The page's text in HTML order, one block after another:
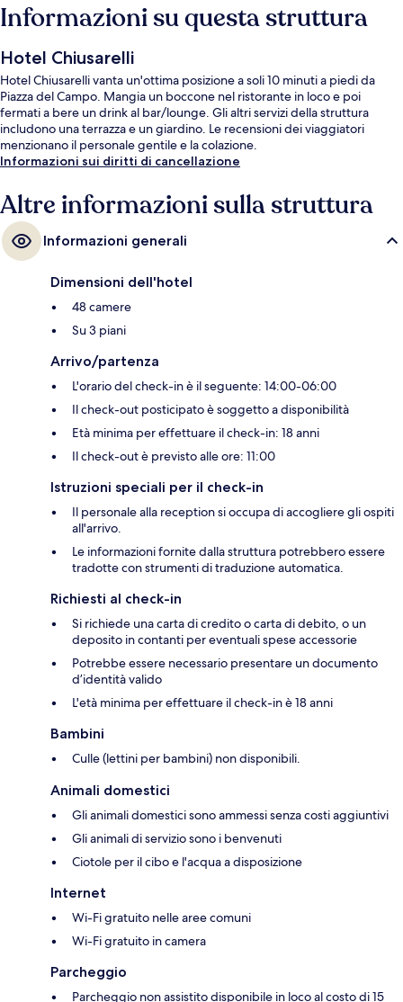
Informazioni su questa struttura
Hotel Chiusarelli
Hotel Chiusarelli vanta un'ottima posizione a soli 10 minuti a piedi da
Piazza del Campo. Mangia un boccone nel ristorante in loco e poi
fermati a bere un drink al bar/lounge. Gli altri servizi della struttura
includono una terrazza e un giardino. Le recensioni dei viaggiatori
menzionano il personale gentile e la colazione.
Informazioni sui diritti di cancellazione
Altre informazioni sulla struttura
Informazioni generali
Dimensioni dell'hotel
48 camere
Su 3 piani
Arrivo/partenza
L'orario del check-in è il seguente: 14:00-06:00
Il check-out posticipato è soggetto a disponibilità
Età minima per effettuare il check-in: 18 anni
Il check-out è previsto alle ore: 11:00
Istruzioni speciali per il check-in
Il personale alla reception si occupa di accogliere gli ospiti
all'arrivo.
Le informazioni fornite dalla struttura potrebbero essere
tradotte con strumenti di traduzione automatica.
Richiesti al check-in
Si richiede una carta di credito o carta di debito, o un
deposito in contanti per eventuali spese accessorie
Potrebbe essere necessario presentare un documento
d’identità valido
L'età minima per effettuare il check-in è 18 anni
Bambini
Culle (lettini per bambini) non disponibili.
Animali domestici
Gli animali domestici sono ammessi senza costi aggiuntivi
Gli animali di servizio sono i benvenuti
Ciotole per il cibo e l'acqua a disposizione
Internet
Wi-Fi gratuito nelle aree comuni
Wi-Fi gratuito in camera
Parcheggio
Parcheggio non assistito disponibile in loco al costo di 15